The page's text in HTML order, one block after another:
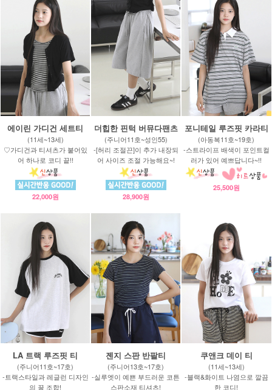
에이린 가디건 세트티
(11세~13세)
♡가디건과 티셔츠가 붙어있
어 하나로 코디 끝!!
22,000원
더힙한 핀턱 버뮤다팬츠
(주니어11호~성인55)
-[허리 조절끈]이 추가 내장되
어 사이즈 조절 가능해요~!
28,900원
포니테일 루즈핏 카라티
(아동복11호~19호)
-스트라이프 배색이 포인트컬
러가 있어 예쁘답니다~!!
25,500원
LA 트랙 루즈핏 티
(주니어11호~17호)
-트랙스타일과 레글런 디자인
의 꿀 조합!
젠지 스판 반팔티
(주니어13호~17호)
-실루엣이 예쁜 부드러운 코튼
스판소재 티셔츠!
쿠앤크 데이 티
(11세~13세)
-블랙&화이트 나염으로 깔끔
한 코디!